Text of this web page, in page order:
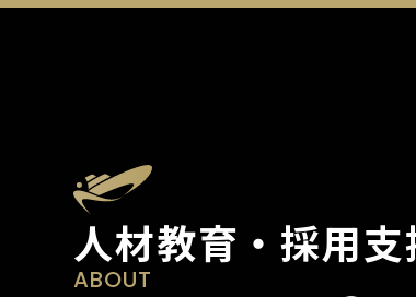
人材教育・採用
ABOUT